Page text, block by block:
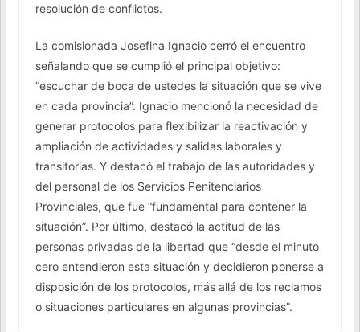
resolución de conflictos.
La comisionada Josefina Ignacio cerró el encuentro
señalando que se cumplió el principal objetivo:
“escuchar de boca de ustedes la situación que se vive
en cada provincia”. Ignacio mencionó la necesidad de
generar protocolos para flexibilizar la reactivación y
ampliación de actividades y salidas laborales y
transitorias. Y destacó el trabajo de las autoridades y
del personal de los Servicios Penitenciarios
Provinciales, que fue “fundamental para contener la
situación”. Por último, destacó la actitud de las
personas privadas de la libertad que “desde el minuto
cero entendieron esta situación y decidieron ponerse a
disposición de los protocolos, más allá de los reclamos
o situaciones particulares en algunas provincias”.